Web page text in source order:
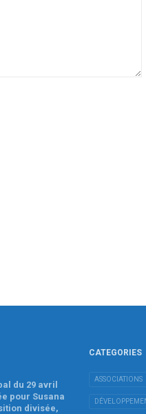
du 29 avril
pour Susana
divisée,
CATEGORIES
ASSOCIATIONS